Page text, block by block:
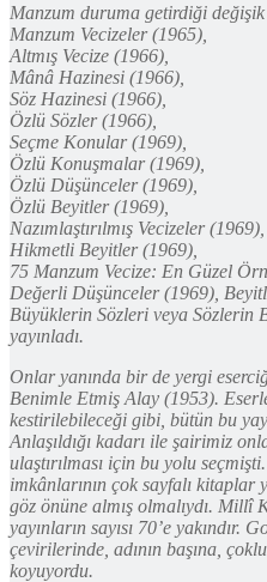
Manzum duruma getirdiği
Manzum Vecizeler (1965),
Altmış Vecize (1966),
Mânâ Hazinesi (1966),
Söz Hazinesi (1966),
Özlü Sözler (1966),
Seçme Konular (1969),
Özlü Konuşmalar (1969),
Özlü Düşünceler (1969),
Özlü Beyitler (1969),
Nazımlaştırılmış Vecizeler (1969),
Hikmetli Beyitler (1969),
75 Manzum Vecize: En Güzel
Değerli Düşünceler (1969),
Büyüklerin Sözleri veya Sözlerin
yayınladı.
Onlar yanında bir de yergi
Benimle Etmiş Alay (1953).
kestirilebileceği gibi, bütün bu
Anlaşıldığı kadarı ile şairimiz
ulaştırılması için bu yolu
imkânlarının çok sayfalı kitaplar
göz önüne almış olmalıydı. Millî
yayınların sayısı 70’e yakındır.
çevirilerinde, adının başına,
koyuyordu.